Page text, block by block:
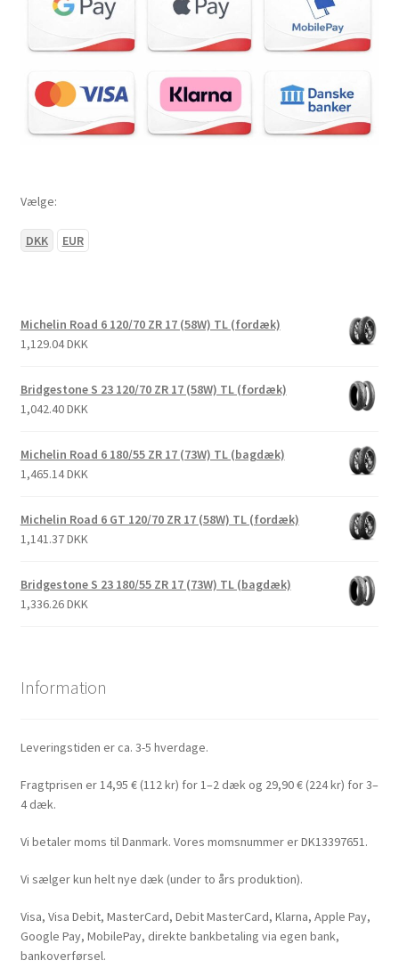
Vælge:
DKK EUR
Michelin Road 6 120/70 ZR 17 (58W) TL (fordæk)
1,129.04 DKK
Bridgestone S 23 120/70 ZR 17 (58W) TL (fordæk)
1,042.40 DKK
Michelin Road 6 180/55 ZR 17 (73W) TL (bagdæk)
1,465.14 DKK
Michelin Road 6 GT 120/70 ZR 17 (58W) TL (fordæk)
1,141.37 DKK
Bridgestone S 23 180/55 ZR 17 (73W) TL (bagdæk)
1,336.26 DKK
Information
Leveringstiden er ca. 3-5 hverdage.
Fragtprisen er 14,95 € (112 kr) for 1–2 dæk og 29,90 € (224 kr) for 3–
4 dæk.
Vi betaler moms til Danmark. Vores momsnummer er DK13397651.
Vi sælger kun helt nye dæk (under to års produktion).
Visa, Visa Debit, MasterCard, Debit MasterCard, Klarna, Apple Pay,
Google Pay, MobilePay, direkte bankbetaling via egen bank,
bankoverførsel.